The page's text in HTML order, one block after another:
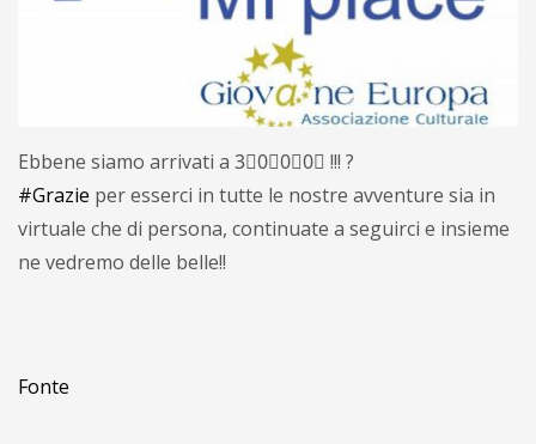
Ebbene siamo arrivati a 3⃣0⃣0⃣0⃣ !!! ?
#Grazie per esserci in tutte le nostre avventure sia in
virtuale che di persona, continuate a seguirci e insieme
ne vedremo delle belle!!
Fonte